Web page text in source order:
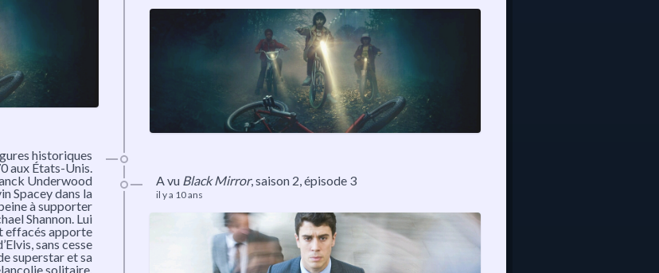
historiques
aux États-Unis.
Underwood
Spacey dans la
à supporter
Shannon. Lui
effacés apporte
sans cesse
superstar et sa
solitaire.
A vu Black Mirror,saison 2, épisode 3
il y a 10 ans